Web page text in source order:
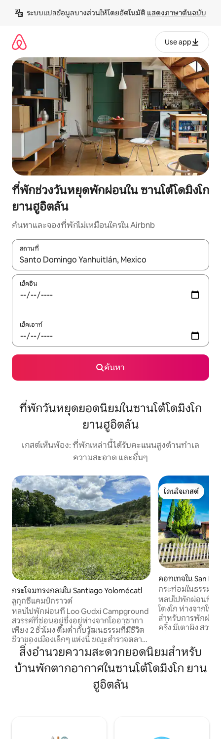
เนื้อหา
ระบบแปลข้อมูลบางส่วนให้โดยอัตโนมัติ แสดงภาษาต้นฉบับ
Use app
ที่พักช่วงวันหยุดพักผ่อนใน ซานโต้โดมิงโก
ยานฮูอิตลัน
ค้นหาและจองที่พักไม่เหมือนใครใน Airbnb
สถานที่
ใช้ลูกศรขึ้นลง หรือใช้การสัมผัสหรือปัด เพื่อสำรวจผลการค้นหา
เช็คอิน
เช็คเอาท์
ค้นหา
ที่พักวันหยุดยอดนิยมในซานโต้โดมิงโก
ยานฮูอิตลัน
เกสต์เห็นพ้อง: ที่พักเหล่านี้ได้รับคะแนนสูงด้านทำเล
ความสะอาด และอื่นๆ
กระโจมทรงกลมใน Santiago Yolomécatl
ลูกุกซีแคมป์กราวด์
หลบไปพักผ่อนที่ Loo Gudxi Campground
สวรรค์ที่ซ่อนอยู่ซึ่งอยู่ห่างจากโออาซากา
เพียง 2 ชั่วโมง ดื่มด่ำกับวัฒนธรรมที่มีชีวิต
ชีวาของเมืองเล็กๆ แห่งนี้ ขณะสำรวจตลาด
ท้องถิ่น ชิมอาหารอร่อยจนน้ำลายไหล ชม
ท้องฟ้ายามค่ำคืนที่ไร้มลพิษ และออกผจญ
ภัยกลางแจ้งอย่างสุดระทึก ไม่ว่าคุณจะ
ต้องการความเงียบสงบหรือการพักผ่อนที่
เต็มไปด้วยการผจญภัย Loo Gudxi ก็มอบ
บรรยากาศที่งดงามเพื่อการพักผ่อน ผ่อน
โดนใจเกสต์
โดนใจเกสต์
คอทเทจใน San
go
กระท่อมในธรรมช
ไฟ
หลบไปพักผ่อนที่ค
โตงโก ห่างจากโน
สำหรับการพักผ่อ
ครั้ง มีเตาผิง สวนส่
การรวมกลุ่มกันอ
ครอบครัวและเพื่อ
และความเงียบส
เหมาะสำหรับการ
สิ่งอำนวยความสะดวกยอดนิยมสำหรับ
บ้านพักตากอากาศในซานโต้โดมิงโก ยาน
ฮูอิตลัน